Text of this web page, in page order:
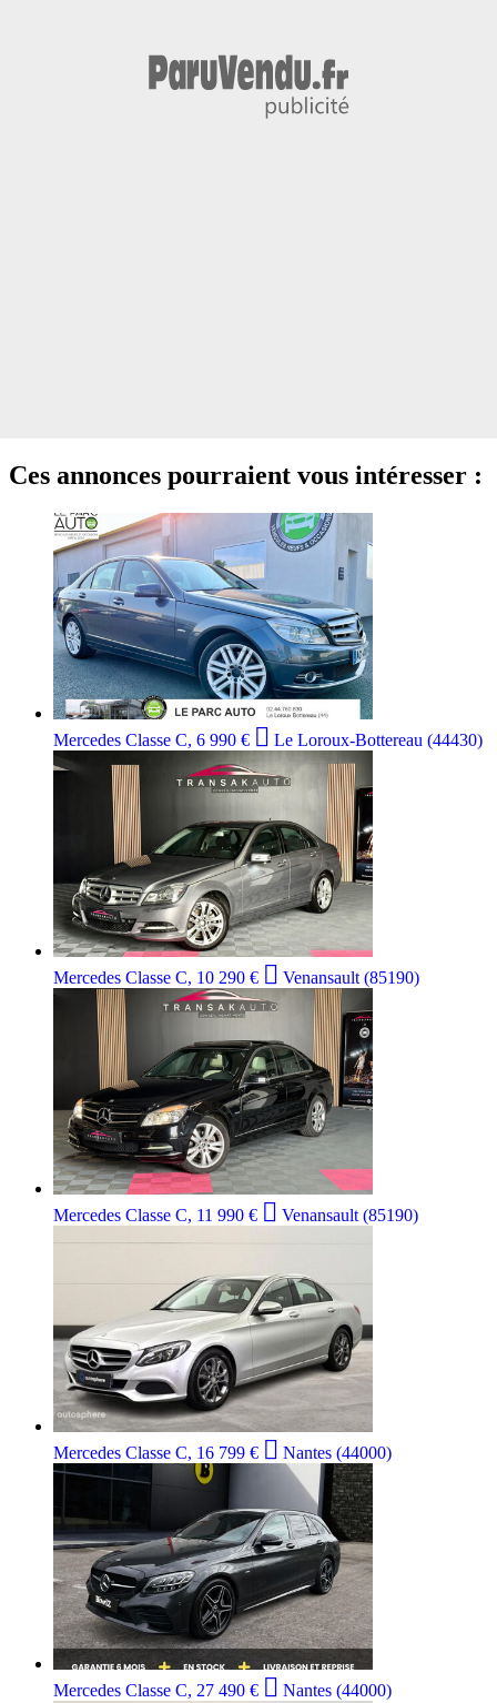
Ces annonces pourraient vous intéresser :
Mercedes Classe C, 6 990 €  Le Loroux-Bottereau (44430)
Mercedes Classe C, 10 290 €  Venansault (85190)
Mercedes Classe C, 11 990 €  Venansault (85190)
Mercedes Classe C, 16 799 €  Nantes (44000)
Mercedes Classe C, 27 490 €  Nantes (44000)